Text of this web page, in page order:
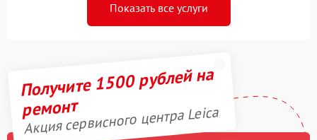
Показать все услуги
Получите 1500 рублей на
ремонт
Акция сервисного центра Leica